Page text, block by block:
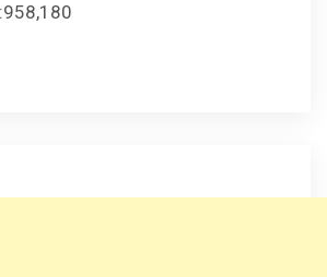
958,180